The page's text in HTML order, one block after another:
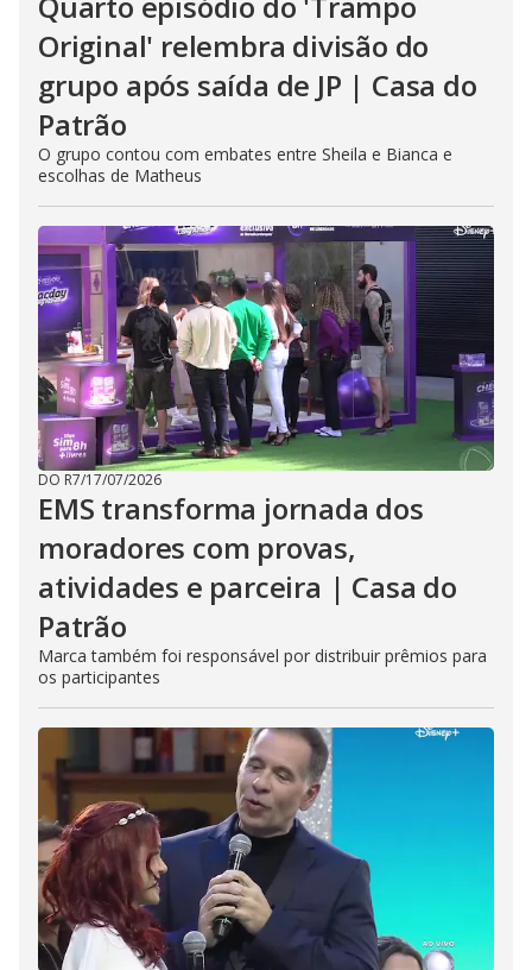
Original' relembra divisão do
grupo após saída de JP | Casa do
Patrão
O grupo contou com embates entre Sheila e Bianca e
escolhas de Matheus
DO R7/17/07/2026
EMS transforma jornada dos
moradores com provas,
atividades e parceira | Casa do
Patrão
Marca também foi responsável por distribuir prêmios para
os participantes